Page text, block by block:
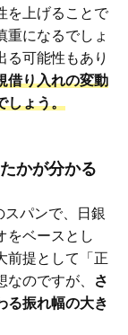
を上げることで
重になるでしょ
る可能性もあり
借り入れの変動
しょう。
かが分かる
パンで、日銀
をベースとし
前提として「正
のですが、
さ
る振れ幅の大き